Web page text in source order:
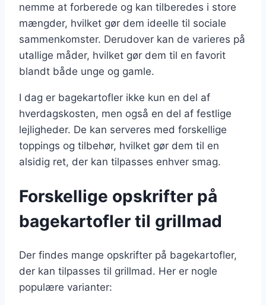
nemme at forberede og kan tilberedes i store
mængder, hvilket gør dem ideelle til sociale
sammenkomster. Derudover kan de varieres på
utallige måder, hvilket gør dem til en favorit
blandt både unge og gamle.
I dag er bagekartofler ikke kun en del af
hverdagskosten, men også en del af festlige
lejligheder. De kan serveres med forskellige
toppings og tilbehør, hvilket gør dem til en
alsidig ret, der kan tilpasses enhver smag.
Forskellige opskrifter på
bagekartofler til grillmad
Der findes mange opskrifter på bagekartofler,
der kan tilpasses til grillmad. Her er nogle
populære varianter: